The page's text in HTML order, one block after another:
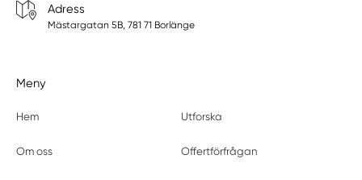
Adress
Mästargatan 5B, 781 71 Borlänge
Meny
Hem Utforska
Om oss Offertförfrågan